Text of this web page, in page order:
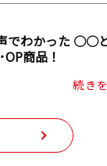
でわかった ○○
OP商品！
続き